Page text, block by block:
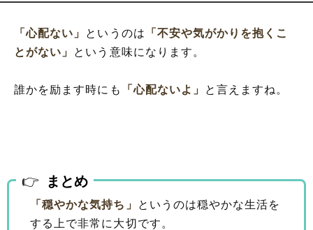
「心配ない」 というのは
「不安や気がかりを抱くこ
とがない」 という意味になります。
誰かを励ます時にも 「心配ないよ」 と言えますね。
まとめ
「穏やかな気持ち」
というのは穏やかな生活を
する上で非常に大切です。